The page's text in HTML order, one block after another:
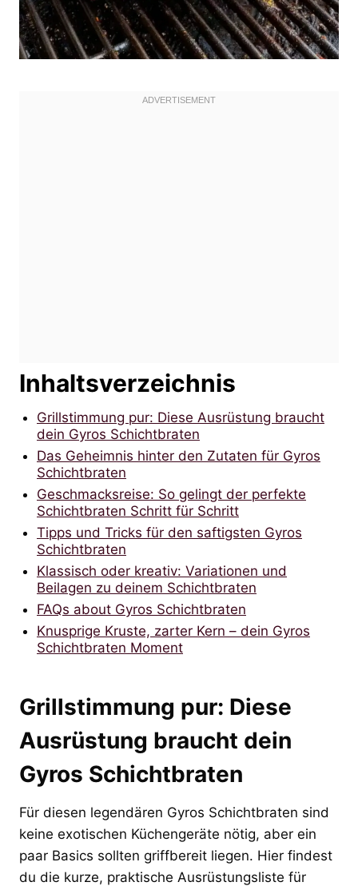
Inhaltsverzeichnis
Grillstimmung pur: Diese Ausrüstung braucht
dein Gyros Schichtbraten
Das Geheimnis hinter den Zutaten für Gyros
Schichtbraten
Geschmacksreise: So gelingt der perfekte
Schichtbraten Schritt für Schritt
Tipps und Tricks für den saftigsten Gyros
Schichtbraten
Klassisch oder kreativ: Variationen und
Beilagen zu deinem Schichtbraten
FAQs about Gyros Schichtbraten
Knusprige Kruste, zarter Kern – dein Gyros
Schichtbraten Moment
Grillstimmung pur: Diese
Ausrüstung braucht dein
Gyros Schichtbraten
Für diesen legendären Gyros Schichtbraten sind
keine exotischen Küchengeräte nötig, aber ein
paar Basics sollten griffbereit liegen. Hier findest
du die kurze, praktische Ausrüstungsliste für